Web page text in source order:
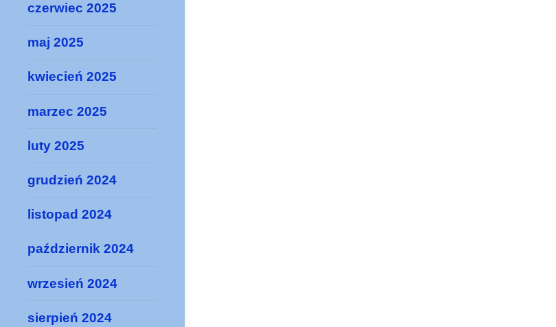
czerwiec 2025
maj 2025
kwiecień 2025
marzec 2025
luty 2025
grudzień 2024
listopad 2024
październik 2024
wrzesień 2024
sierpień 2024